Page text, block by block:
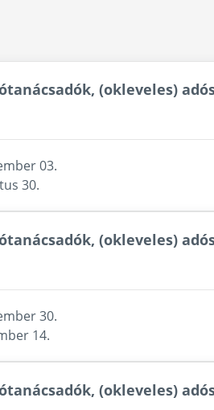
(okleveles)
03.
30.
(okleveles)
30.
14.
(okleveles)